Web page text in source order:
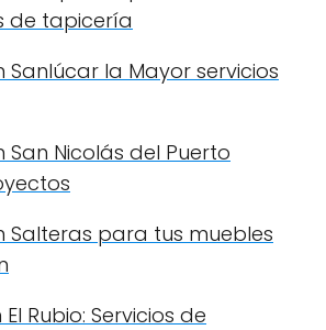
de tapicería
Sanlúcar la Mayor servicios
San Nicolás del Puerto
Salteras para tus muebles
Rubio: Servicios de